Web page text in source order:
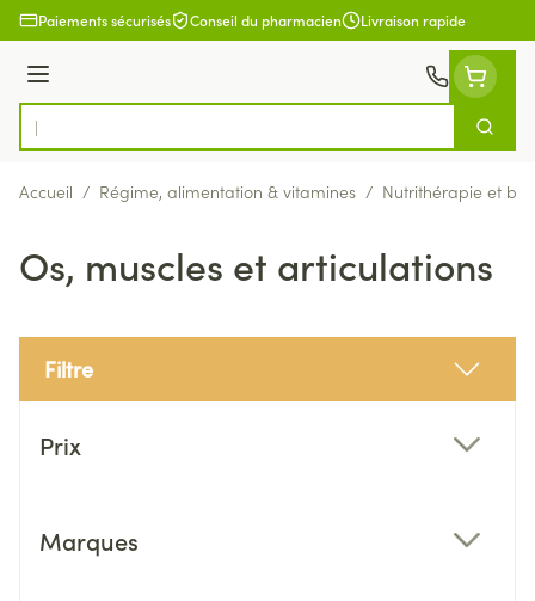
Aller au contenu
Paiements sécurisés Conseil du pharmacien Livraison rapide
Menu
Rechercher
Accueil / Régime, alimentation & vitamines / Nutrithérapie et
Os, muscles et articulations
Filtre
Prix
Marques